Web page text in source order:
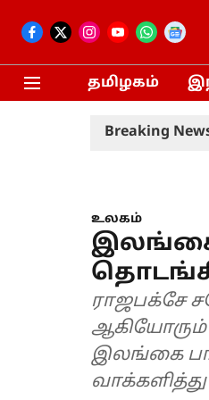
தமிழகம்
Breaking
வீரர் திடீர் விலகல்
உலகம்
இலங்கை
ராஜபக்சே
இலங்கை